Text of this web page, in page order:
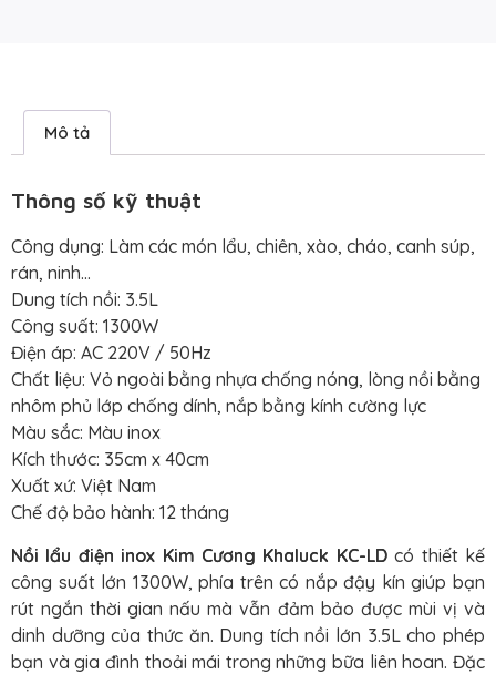
Mô tả
Thông số kỹ thuật
Công dụng: Làm các món lẩu, chiên, xào, cháo, canh súp,
rán, ninh…
Dung tích nồi: 3.5L
Công suất: 1300W
Điện áp: AC 220V / 50Hz
Chất liệu: Vỏ ngoài bằng nhựa chống nóng, lòng nồi bằng
nhôm phủ lớp chống dính, nắp bằng kính cường lực
Màu sắc: Màu inox
Kích thước: 35cm x 40cm
Xuất xứ: Việt Nam
Chế độ bảo hành: 12 tháng
Nồi lẩu điện inox Kim Cương Khaluck KC-LDcó thiết kế
công suất lớn 1300W, phía trên có nắp đậy kín giúp bạn
rút ngắn thời gian nấu mà vẫn đảm bảo được mùi vị và
dinh dưỡng của thức ăn. Dung tích nồi lớn 3.5L cho phép
bạn và gia đình thoải mái trong những bữa liên hoan. Đặc